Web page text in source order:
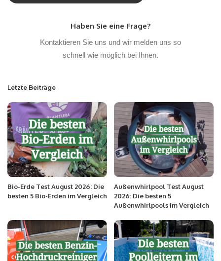
Haben Sie eine Frage?
Kontaktieren Sie uns und wir melden uns so
schnell wie möglich bei Ihnen.
Letzte Beiträge
Bio-Erde Test August 2026: Die
besten 5 Bio-Erden im Vergleich
Außenwhirlpool Test August
2026: Die besten 5
Außenwhirlpools im Vergleich